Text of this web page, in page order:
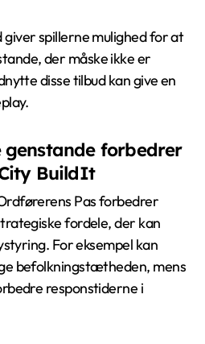
spillerne mulighed for at
der måske ikke er
disse tilbud kan give en
forbedrer
BuildIt
Pas forbedrer
fordele, der kan
For eksempel kan
befolkningstætheden, mens
responstiderne i